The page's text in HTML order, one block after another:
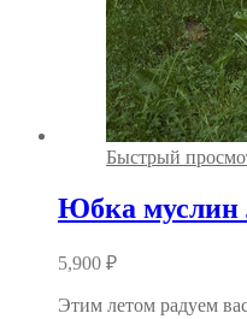
Быстрый
Юбка муслин
5,900 ₽
Этим летом радуем